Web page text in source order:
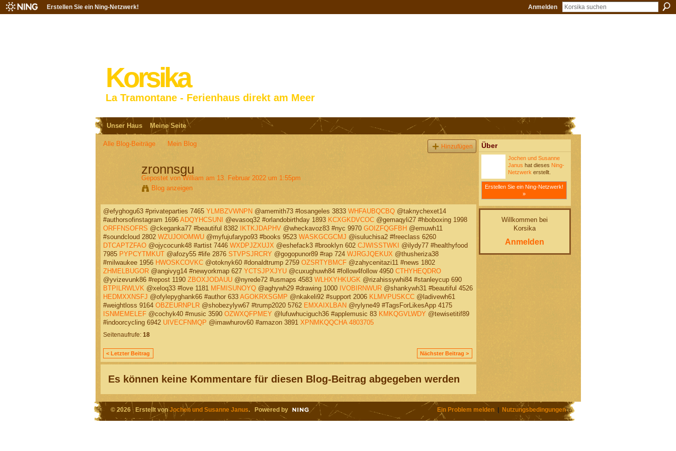
Erstellen Sie ein Ning-Netzwerk! Anmelden
Korsika
La Tramontane - Ferienhaus direkt am Meer
Unser Haus Meine Seite
Alle Blog-Beiträge Mein Blog Hinzufügen
zronnsgu
Gepostet vonWilliam am 13. Februar 2022 um 1:55pm
Blog anzeigen
@efyghogu63 #privateparties 7465 YLMBZVWNPN @amemith73 #losangeles 3833 WHFAUBQCBQ@taknychexet14
#authorsofinstagram 1696 ADQYHCSUNI @evasoq32 #orlandobirthday 1893 KCXGKDVCOC@gemaqyli27 #hboboxing 1998
ORFFNSOFRS @ckeganka77 #beautiful 8382 IKTKJDAPHV@wheckavoz83 #nyc 9970 GOIZFQGFBH @emuwh11
#soundcloud 2802 WZUJOIOMWU@myfujufarypo93 #books 9523 WASKGCGCMJ @isuluchisa2 #freeclass 6260
DTCAPTZFAO@ojycocunk48 #artist 7446 WXDPJZXUJX @eshefack3 #brooklyn 602 CJWISSTWKI
@ilydy77 #healthyfood
7985 PYPCYTMKUT@afozy55 #life 2876 STVPSJRCRY @gogopunor89 #rap 724 WJRGJQEKUX @thusheriza38
#milwaukee 1956 HWOSKCOVKC@otoknyk60 #donaldtrump 2759 OZSRTYBMCF@zahycenitazi11 #news 1802
ZHMELBUGOR@angivyg14 #newyorkmap 627 YCTSJPXJYU@cuxughuwh84 #follow4follow 4950 CTHYHEQDRO
@yvizevunk86 #repost 1190 ZBOXJODAUU@nyrede72 #usmaps 4583 WLHXYHKUGK @rizahissywhi84 #stanleycup 690
BTPILRWLVK @xeloq33 #love 1181 MFMISUNOYQ@aghywh29 #drawing 1000 IVOBIRNWUR@shankywh31 #beautiful 4526
HEDMXXNSFJ @ofylepyghank66 #author 633 AGOKRXSGMP @nkakeli92 #support 2006 KLMVPUSKCC@ladivewh61
#weightloss 9164 OBZEURNPLR@shobezylyw67 #trump2020 5762 EMXAIXLBAN @rylyne49 #TagsForLikesApp 4175
ISNMEMELEF@cochyk40 #music 3590 OZWXQFPMEY @lufuwhuciguch36 #applemusic 83 KMKQGVLWDY @tewisetitif89
#indoorcycling 6942 UIVECFNMQP @imawhurov60 #amazon 3891 XPNMKQQCHA 4803705
Seitenaufrufe: 18
< Letzter Beitrag Nächster Beitrag >
Es können keine Kommentare für diesen Blog-Beitrag abgegeben werden
Über
Jochen und Susanne
Janus hat dieses Ning-
Netzwerk erstellt.
Erstellen Sie ein Ning-Netzwerk!
»
Willkommen bei
Korsika
Anmelden
© 2026 Erstellt vonJochen und Susanne Janus. Powered by Ein Problem melden| Nutzungsbedingungen